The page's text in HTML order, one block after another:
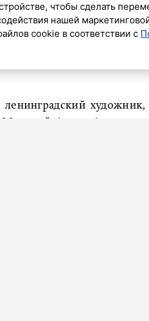
Марков умер, сообщила
художник,
чтобы сделать
нашей
cookie в соответствии с